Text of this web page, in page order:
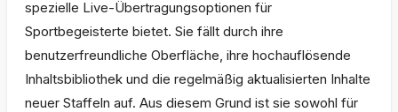
spezielle Live-Übertragungsoptionen für
Sportbegeisterte bietet. Sie fällt durch ihre
benutzerfreundliche Oberfläche, ihre hochauflösende
Inhaltsbibliothek und die regelmäßig aktualisierten Inhalte
neuer Staffeln auf. Aus diesem Grund ist sie sowohl für